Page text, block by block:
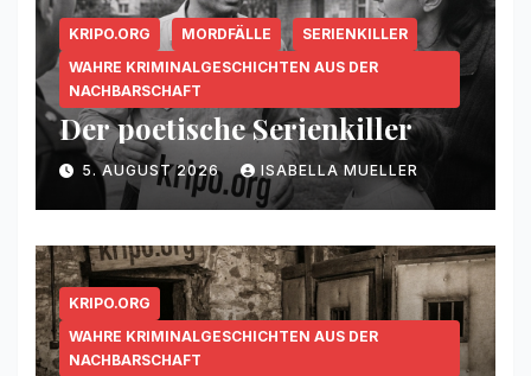
KRIPO.ORG MORDFÄLLE
SERIENKILLER
WAHRE KRIMINALGESCHICHTEN AUS DER
NACHBARSCHAFT
Der poetische Serienkiller
5. AUGUST 2026 ISABELLA MUELLER
KRIPO.ORG
WAHRE KRIMINALGESCHICHTEN AUS DER
NACHBARSCHAFT